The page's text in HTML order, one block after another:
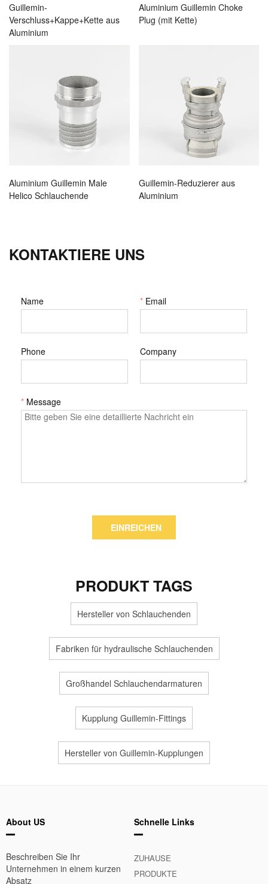
Guillemin-
Verschluss+Kappe+Kette aus
Aluminium
Aluminium Guillemin Choke
Plug (mit Kette)
Aluminium Guillemin Male
Helico Schlauchende
Guillemin-Reduzierer aus
Aluminium
KONTAKTIERE UNS
Name * Email
Phone Company
* Message
EINREICHEN
PRODUKT TAGS
Hersteller von Schlauchenden
Fabriken für hydraulische Schlauchenden
Großhandel Schlauchendarmaturen
Kupplung Guillemin-Fittings
Hersteller von Guillemin-Kupplungen
About US
Beschreiben Sie Ihr
Unternehmen in einem kurzen
Absatz
Schnelle Links
ZUHAUSE
PRODUKTE